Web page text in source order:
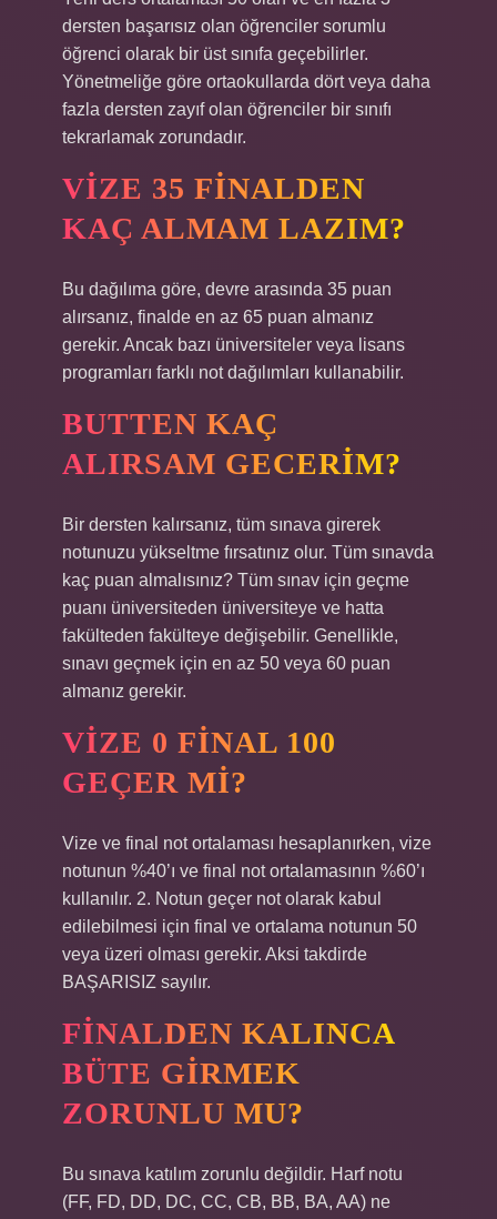
dersten başarısız olan öğrenciler sorumlu
öğrenci olarak bir üst sınıfa geçebilirler.
Yönetmeliğe göre ortaokullarda dört veya daha
fazla dersten zayıf olan öğrenciler bir sınıfı
tekrarlamak zorundadır.
VIZE 35 FINALDEN
KAÇ ALMAM LAZIM?
Bu dağılıma göre, devre arasında 35 puan
alırsanız, finalde en az 65 puan almanız
gerekir. Ancak bazı üniversiteler veya lisans
programları farklı not dağılımları kullanabilir.
BUTTEN KAÇ
ALIRSAM GECERIM?
Bir dersten kalırsanız, tüm sınava girerek
notunuzu yükseltme fırsatınız olur. Tüm sınavda
kaç puan almalısınız? Tüm sınav için geçme
puanı üniversiteden üniversiteye ve hatta
fakülteden fakülteye değişebilir. Genellikle,
sınavı geçmek için en az 50 veya 60 puan
almanız gerekir.
VIZE 0 FINAL 100
GEÇER MI?
Vize ve final not ortalaması hesaplanırken, vize
notunun %40’ı ve final not ortalamasının %60’ı
kullanılır. 2. Notun geçer not olarak kabul
edilebilmesi için final ve ortalama notunun 50
veya üzeri olması gerekir. Aksi takdirde
BAŞARISIZ sayılır.
FINALDEN KALINCA
BÜTE GIRMEK
ZORUNLU MU?
Bu sınava katılım zorunlu değildir. Harf notu
(FF, FD, DD, DC, CC, CB, BB, BA, AA) ne